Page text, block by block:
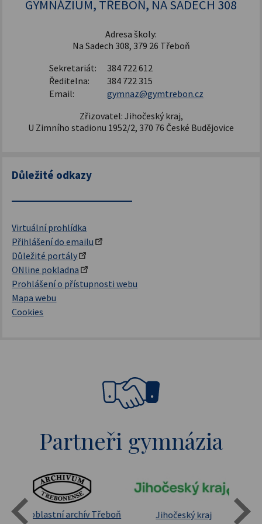
GYMNÁZIUM, TŘEBOŇ, NA SADECH 308
Adresa školy:
Na Sadech 308, 379 26 Třeboň
Sekretariát:
384 722 612
Ředitelna:
384 722 315
Email:
gymnaz@gymtrebon.cz
Zřizovatel: Jihočeský kraj,
U Zimního stadionu 1952/2, 370 76 České Budějovice
Důležité odkazy
Virtuální prohlídka
Přihlášení do emailu
Důležité portály
ONline pokladna
Prohlášení o přístupnosti webu
Mapa webu
Cookies
Partneři gymnázia
Státní oblastní archív Třeboň Jihočeský kraj